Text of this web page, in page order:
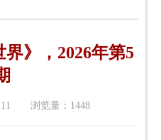
》，2026年第5
11 浏览量： 1448